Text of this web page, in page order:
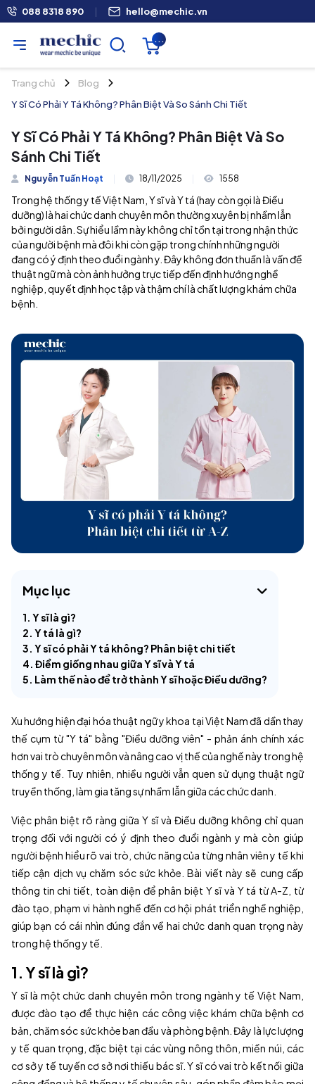
088 8318 890 | hello@mechic.vn
...
Trang chủ
Blog
Y Sĩ Có Phải Y Tá Không? Phân Biệt Và So Sánh Chi Tiết
Y Sĩ Có Phải Y Tá Không? Phân Biệt Và So
Sánh Chi Tiết
Nguyễn Tuấn Hoạt 18/11/2025 1558
Trong hệ thống y tế Việt Nam, Y sĩ và Y tá (hay còn gọi là Điều
dưỡng) là hai chức danh chuyên môn thường xuyên bị nhầm lẫn
bởi người dân. Sự hiểu lầm này không chỉ tồn tại trong nhận thức
của người bệnh mà đôi khi còn gặp trong chính những người
đang có ý định theo đuổi ngành y. Đây không đơn thuần là vấn đề
thuật ngữ mà còn ảnh hưởng trực tiếp đến định hướng nghề
nghiệp, quyết định học tập và thậm chí là chất lượng khám chữa
bệnh.
Mục lục
1. Y sĩ là gì?
2. Y tá là gì?
3. Y sĩ có phải Y tá không? Phân biệt chi tiết
4. Điểm giống nhau giữa Y sĩ và Y tá
5. Làm thế nào để trở thành Y sĩ hoặc Điều dưỡng?
Xu hướng hiện đại hóa thuật ngữ y khoa tại Việt Nam đã dần thay
thế cụm từ "Y tá" bằng "Điều dưỡng viên" - phản ánh chính xác
hơn vai trò chuyên môn và nâng cao vị thế của nghề này trong hệ
thống y tế. Tuy nhiên, nhiều người vẫn quen sử dụng thuật ngữ
truyền thống, làm gia tăng sự nhầm lẫn giữa các chức danh.
Việc phân biệt rõ ràng giữa Y sĩ và Điều dưỡng không chỉ quan
trọng đối với người có ý định theo đuổi ngành y mà còn giúp
người bệnh hiểu rõ vai trò, chức năng của từng nhân viên y tế khi
tiếp cận dịch vụ chăm sóc sức khỏe. Bài viết này sẽ cung cấp
thông tin chi tiết, toàn diện để phân biệt Y sĩ và Y tá từ A-Z, từ
đào tạo, phạm vi hành nghề đến cơ hội phát triển nghề nghiệp,
giúp bạn có cái nhìn đúng đắn về hai chức danh quan trọng này
trong hệ thống y tế.
1. Y sĩ là gì?
Y sĩ là một chức danh chuyên môn trong ngành y tế Việt Nam,
được đào tạo để thực hiện các công việc khám chữa bệnh cơ
bản, chăm sóc sức khỏe ban đầu và phòng bệnh. Đây là lực lượng
y tế quan trọng, đặc biệt tại các vùng nông thôn, miền núi, các
cơ sở y tế tuyến cơ sở nơi thiếu bác sĩ. Y sĩ có vai trò kết nối giữa